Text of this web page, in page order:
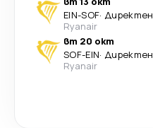
EIN-SOF· Директен
Ryanair
вт 20 окт
SOF-EIN· Директен
Ryanair